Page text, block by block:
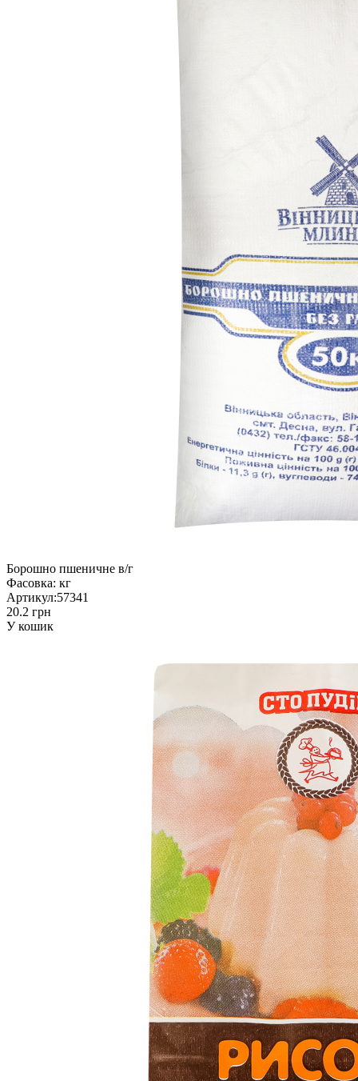
Борошно пшеничне в/г
Фасовка: кг
Артикул:57341
20.2 грн
У кошик